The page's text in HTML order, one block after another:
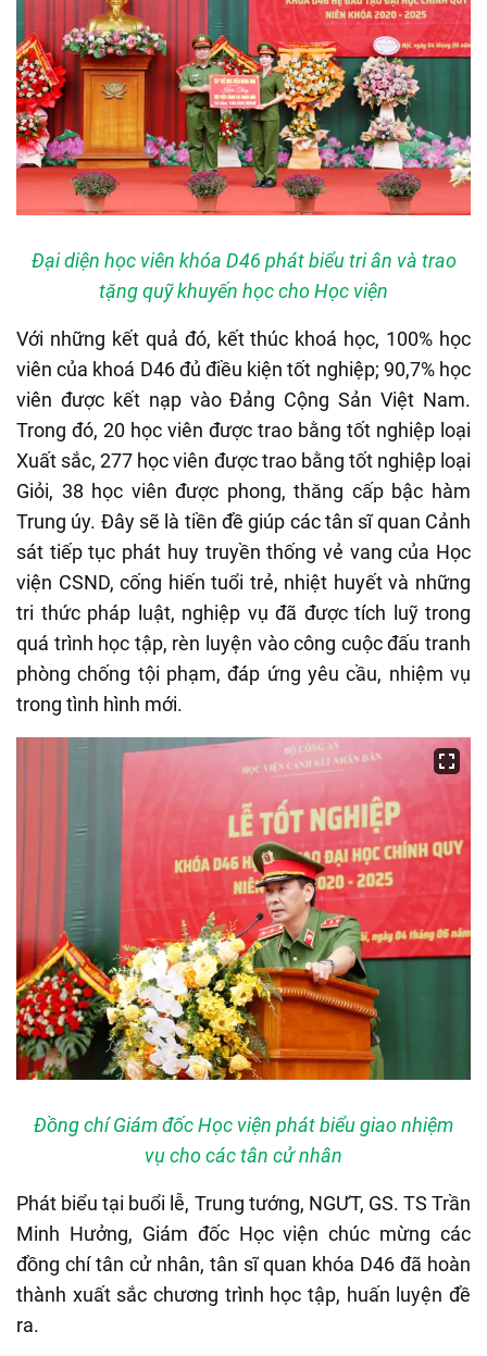
Đại diện học viên khóa D46 phát biểu tri ân và trao
tặng quỹ khuyến học cho Học viện
Với những kết quả đó, kết thúc khoá học, 100% học
viên của khoá D46 đủ điều kiện tốt nghiệp; 90,7% học
viên được kết nạp vào Đảng Cộng Sản Việt Nam.
Trong đó, 20 học viên được trao bằng tốt nghiệp loại
Xuất sắc, 277 học viên được trao bằng tốt nghiệp loại
Giỏi, 38 học viên được phong, thăng cấp bậc hàm
Trung úy. Đây sẽ là tiền đề giúp các tân sĩ quan Cảnh
sát tiếp tục phát huy truyền thống vẻ vang của Học
viện CSND, cống hiến tuổi trẻ, nhiệt huyết và những
tri thức pháp luật, nghiệp vụ đã được tích luỹ trong
quá trình học tập, rèn luyện vào công cuộc đấu tranh
phòng chống tội phạm, đáp ứng yêu cầu, nhiệm vụ
trong tình hình mới.
Đồng chí Giám đốc Học viện phát biểu giao nhiệm
vụ cho các tân cử nhân
Phát biểu tại buổi lễ, Trung tướng, NGƯT, GS. TS Trần
Minh Hưởng, Giám đốc Học viện chúc mừng các
đồng chí tân cử nhân, tân sĩ quan khóa D46 đã hoàn
thành xuất sắc chương trình học tập, huấn luyện đề
ra.